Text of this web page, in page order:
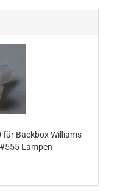
Backbox Williams
Lampen